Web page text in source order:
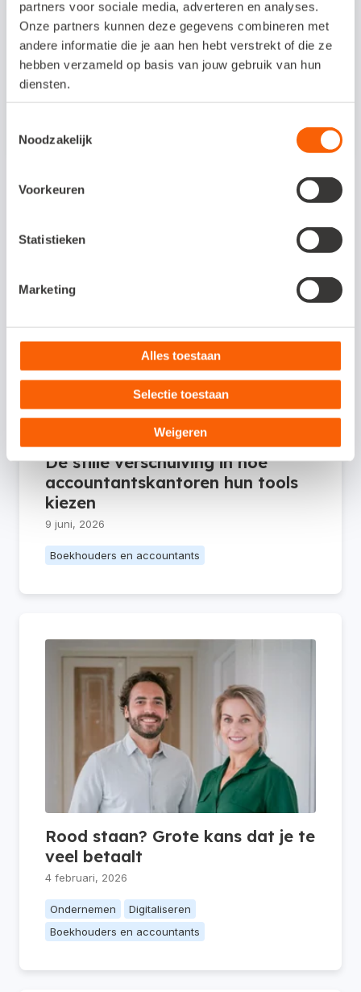
partners voor sociale media, adverteren en analyses.
Onze partners kunnen deze gegevens combineren met
andere informatie die je aan hen hebt verstrekt of die ze
hebben verzameld op basis van jouw gebruik van hun
diensten.
Noodzakelijk
Voorkeuren
Statistieken
Marketing
Alles toestaan
Selectie toestaan
Weigeren
Bekijk meer
Aan dit artikel kunnen geen rechten worden ontleend. De
De stille verschuiving in hoe
accountantskantoren hun tools
kiezen
9 juni, 2026
Boekhouders en accountants
Rood staan? Grote kans dat je te
veel betaalt
4 februari, 2026
Ondernemen
Digitaliseren
Boekhouders en accountants